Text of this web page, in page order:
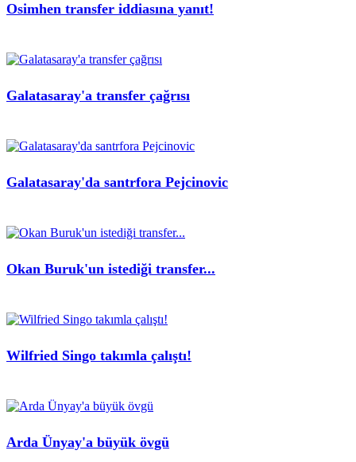
Osimhen transfer iddiasına yanıt!
Galatasaray'a transfer çağrısı
Galatasaray'da santrfora Pejcinovic
Okan Buruk'un istediği transfer...
Wilfried Singo takımla çalıştı!
Arda Ünyay'a büyük övgü